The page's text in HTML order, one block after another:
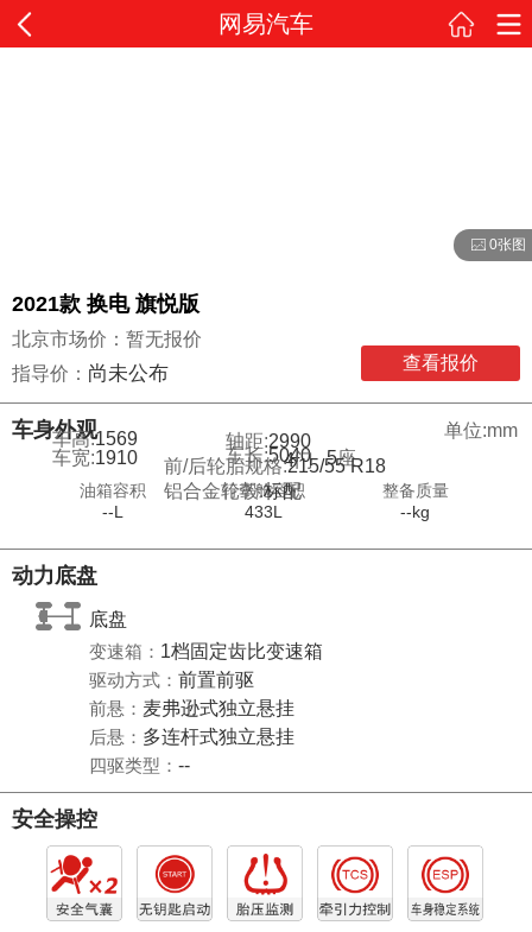
网易汽车
0张图
2021款 换电 旗悦版
北京市场价：暂无报价
指导价： 尚未公布 查看报价
车身外观
单位:mm
车长:5040
车宽:1910 5座
4门
车高:1569 轴距:2990
前/后轮胎规格:215/55 R18
铝合金轮毂:标配
油箱容积
--L
行李舱容积
433L
整备质量
--kg
动力底盘
底盘
变速箱： 1档固定齿比变速箱
驱动方式： 前置前驱
前悬： 麦弗逊式独立悬挂
后悬： 多连杆式独立悬挂
四驱类型： --
安全操控